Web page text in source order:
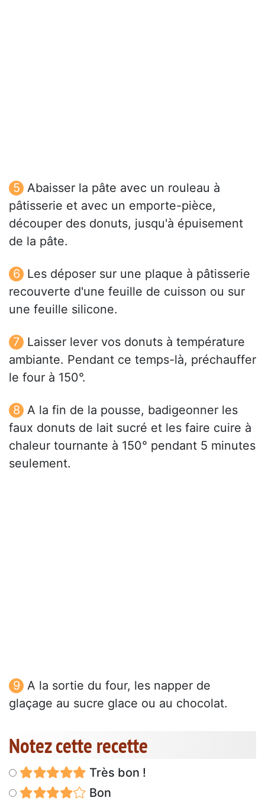
Abaisser la pâte avec un rouleau à
pâtisserie et avec un emporte-pièce,
découper des donuts, jusqu'à épuisement
de la pâte.
Les déposer sur une plaque à pâtisserie
recouverte d'une feuille de cuisson ou sur
une feuille silicone.
Laisser lever vos donuts à température
ambiante. Pendant ce temps-là, préchauffer
le four à 150°.
A la fin de la pousse, badigeonner les
faux donuts de lait sucré et les faire cuire à
chaleur tournante à 150° pendant 5 minutes
seulement.
A la sortie du four, les napper de
glaçage au sucre glace ou au chocolat.
Notez cette recette
Très bon !
Bon